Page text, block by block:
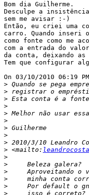
Bom dia Guilherme.
Desculpe a
sem me avisar :-)
Então, eu criei uma
carro. Quando inseri
como fonte como me
com a entrada do
da conta, deixando
Tem que configurar
On 03/10/2010 06:19
>
>
>
>
>
>
>
>
> 2010/3/10 Leandro
> <mailto:
>
>
>
>
>
>